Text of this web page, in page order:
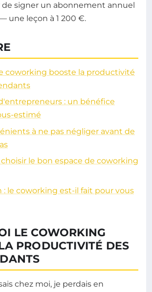
de signer un abonnement annuel
une leçon à 1 200 €.
coworking booste la productivité
: un bénéfice
estimé
à ne pas négliger avant de
le bon espace de coworking
: le coworking est-il fait pour vous
LE COWORKING
PRODUCTIVITÉ DES
chez moi, je perdais en